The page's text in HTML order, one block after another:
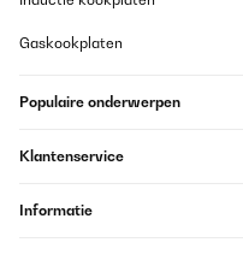
Gaskookplaten
Populaire onderwerpen
Klantenservice
Informatie